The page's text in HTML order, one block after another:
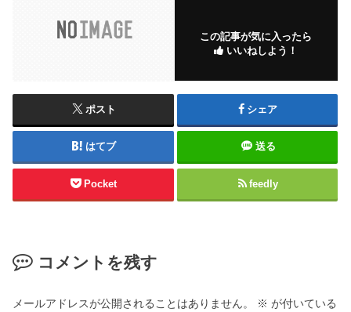
この記事が気に入ったら
いいねしよう！
ポスト シェア
はてブ 送る
Pocket feedly
コメントを残す
メールアドレスが公開されることはありません。 ※ が付いている